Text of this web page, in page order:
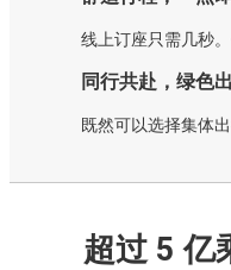
线上订座只需几秒
同行共赴，绿色
既然可以选择集体
超过 5 亿